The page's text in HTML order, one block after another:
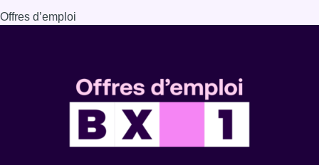
Offres d’emploi